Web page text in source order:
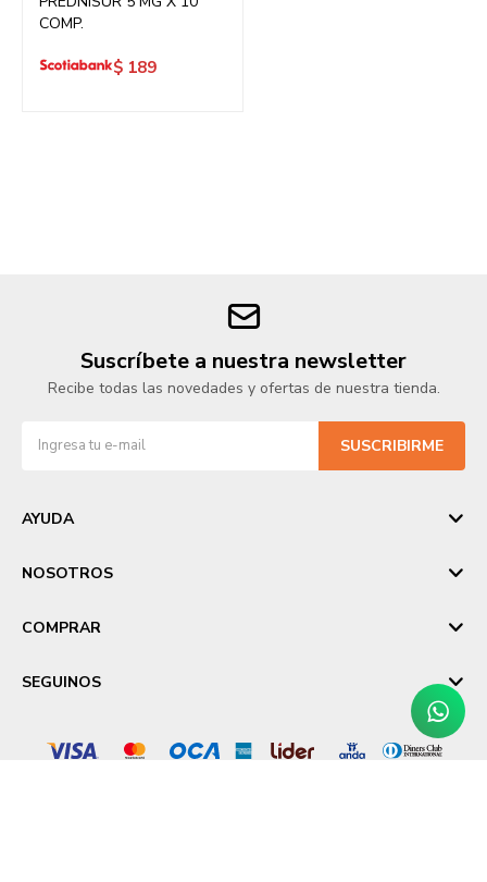
COMP.
$ 189
Suscríbete a nuestra newsletter
Recibe todas las novedades y ofertas de nuestra tienda.
SUSCRIBIRME
AYUDA
NOSOTROS
COMPRAR
SEGUINOS